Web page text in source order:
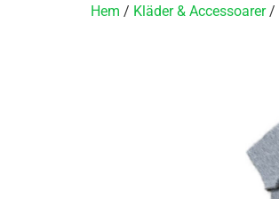
Hem / Kläder & Accessoarer/